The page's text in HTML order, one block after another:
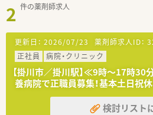
2 件の薬剤師求人
更新日： 2026/07/23 薬剤師求人ID：
正社員
病院・クリニック
【掛川市／掛川駅】≪9時～17時30
養病院で正職員募集！基本土日祝
検討リスト